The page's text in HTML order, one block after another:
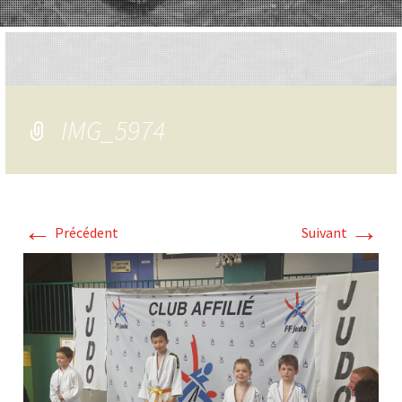
IMG_5974
← Précédent Suivant →